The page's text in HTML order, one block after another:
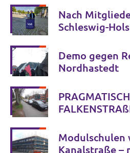
Nach
Schleswig-
Neumünster
Demo gegen
Nordhastedt
Modulschulen
Kanalstraße –